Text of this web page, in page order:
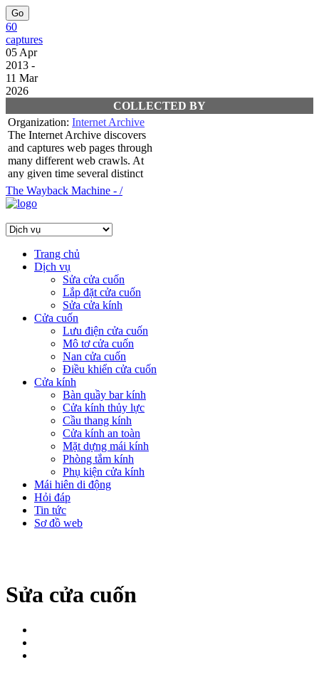
60
captures
05 Apr
2013 -
11 Mar
2026
COLLECTED BY
Organization: Internet Archive
The Internet Archive discovers
and captures web pages through
many different web crawls. At
any given time several distinct
crawls are running, some for
months, and some every day or
longer. View the web archive
through the
Collection:Live Web Proxy
Crawls
Content crawled via the
TIMESTAMPS
The Wayback Machine - /
Trang chủ
Dịch vụ
Sửa cửa cuốn
Lắp đặt cửa cuốn
Sửa cửa kính
Cửa cuốn
Lưu điện cửa cuốn
Mô tơ cửa cuốn
Nan cửa cuốn
Điều khiển cửa cuốn
Cửa kính
Bàn quầy bar kính
Cửa kính thủy lực
Cầu thang kính
Cửa kính an toàn
Mặt dựng mái kính
Phòng tắm kính
Phụ kiện cửa kính
Mái hiên di động
Hỏi đáp
Tin tức
Sơ đồ web
Sửa cửa cuốn